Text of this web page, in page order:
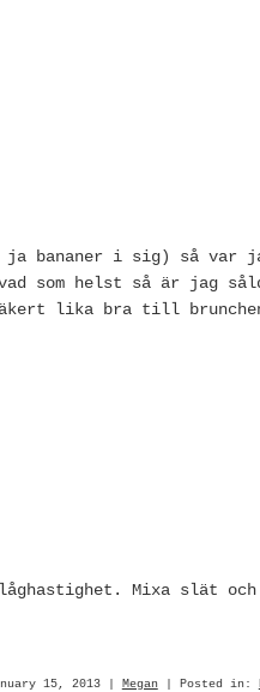
ja bananer i sig) så var
som helst så är jag
lika bra till
Mixa slät
15, 2013 | Megan| Posted in: